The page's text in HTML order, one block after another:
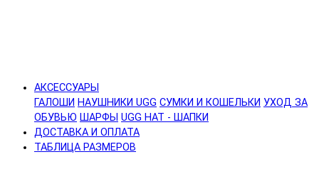
АКСЕССУАРЫ
ГАЛОШИ НАУШНИКИ UGG СУМКИ И КОШЕЛЬКИ УХОД ЗА
ОБУВЬЮ ШАРФЫ UGG HAT - ШАПКИ
ДОСТАВКА И ОПЛАТА
ТАБЛИЦА РАЗМЕРОВ